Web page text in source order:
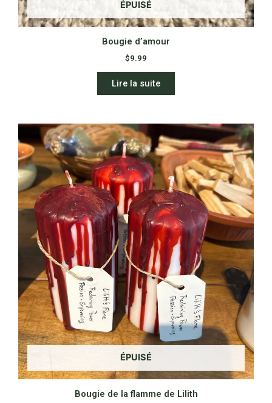
ÉPUISÉ
Bougie d’amour
$9.99
Lire la suite
ÉPUISÉ
Bougie de la flamme de Lilith